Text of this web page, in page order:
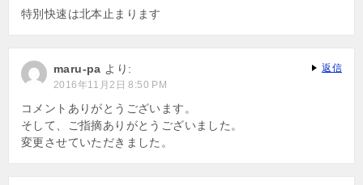
ン特別快速は北本止まります
maru-pa より:
2016年11月2日 8:50 PM
コメントありがとうございます。
そして、ご指摘ありがとうございました。
変更させていただきました。
返信